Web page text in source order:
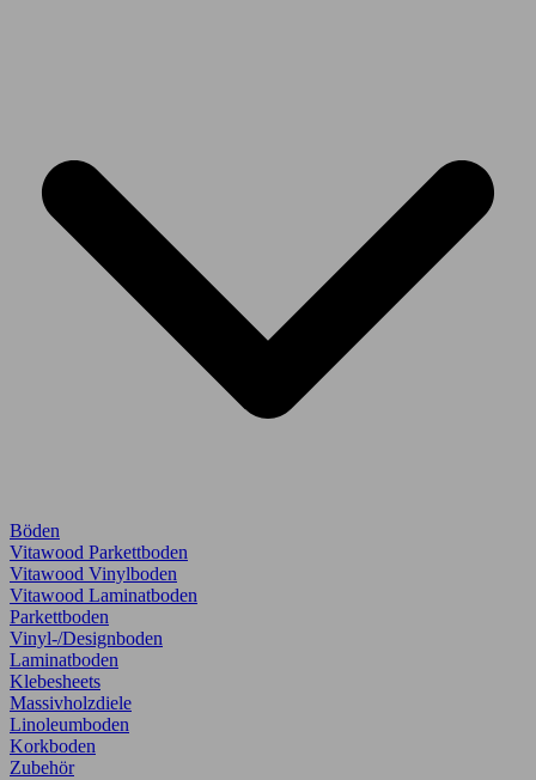
Böden
Vitawood Parkettboden
Vitawood Vinylboden
Vitawood Laminatboden
Parkettboden
Vinyl-/Designboden
Laminatboden
Klebesheets
Massivholzdiele
Linoleumboden
Korkboden
Zubehör